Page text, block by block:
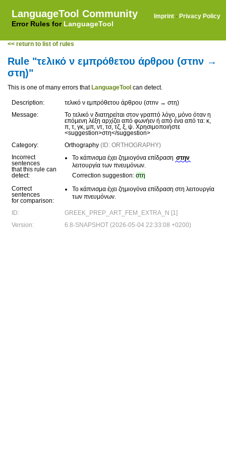
LanguageTool Community
Error Rules for LanguageTool
Imprint · Privacy Policy
<< return to list of rules
Rule "τελικό ν εμπρόθετου άρθρου (στnν →
στη)"
This is one of many errors that LanguageTool can detect.
Description:
τελικό ν εμπρόθετου άρθρου (στnν → στη)
Message:
Το τελικό ν διατηρείται στον γραπτό λόγο, μόνο όταν η
επόμενη λέξη αρχίζει από φωνήεν ή από ένα από τα: κ,
π, τ, γκ, μπ, ντ, τσ, τζ, ξ, ψ. Χρησιμοποιήστε
<suggestion>στη</suggestion>
Category:
Orthography (ID: ORTHOGRAPHY)
Incorrect
sentences
that this rule can
detect:
Το κάπνισμα έχει ζημιογόνα επίδραση στην
λειτουργία των πνευμόνων.
Correction suggestion: στη
Correct
sentences
for comparison:
Το κάπνισμα έχει ζημιογόνα επίδραση στη λειτουργία
των πνευμόνων.
ID:
GREEK_PREP_ART_FEM_EXTRA_N [1]
Version:
6.8-SNAPSHOT (2026-05-04 22:33:08 +0200)